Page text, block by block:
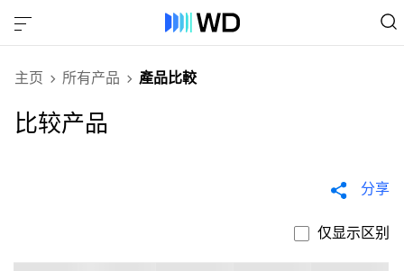
主页 所有产品 產品比較
比较产品
分享
仅显示区别